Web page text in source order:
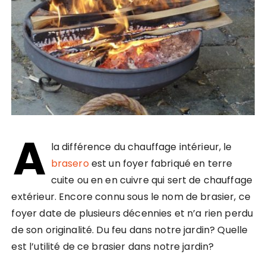
A la différence du chauffage intérieur, le
braseroest un foyer fabriqué en terre
cuite ou en en cuivre qui sert de chauffage
extérieur. Encore connu sous le nom de brasier, ce
foyer date de plusieurs décennies et n’a rien perdu
de son originalité. Du feu dans notre jardin? Quelle
est l’utilité de ce brasier dans notre jardin?